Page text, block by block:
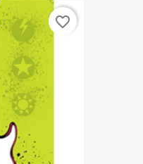
favorite_border